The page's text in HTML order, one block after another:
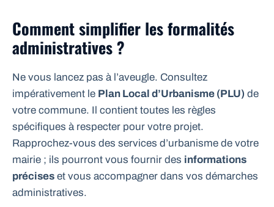
Comment simplifier les formalités
administratives ?
Ne vous lancez pas à l’aveugle. Consultez
impérativement le Plan Local d’Urbanisme (PLU) de
votre commune. Il contient toutes les règles
spécifiques à respecter pour votre projet.
Rapprochez-vous des services d’urbanisme de votre
mairie ; ils pourront vous fournir des informations
précises et vous accompagner dans vos démarches
administratives.